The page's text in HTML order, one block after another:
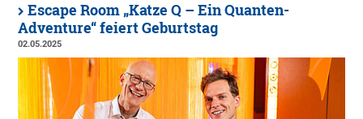
Escape Room „Katze Q – Ein Quanten-
Adventure“ feiert Geburtstag
02.05.2025